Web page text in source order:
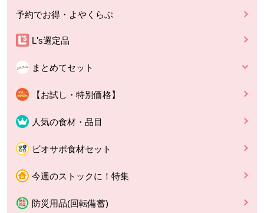
予約でお得・よやくらぶ
L's選定品
まとめてセット
【お試し・特別価格】
人気の食材・品目
ビオサポ食材セット
今週のストックに！特集
防災用品(回転備蓄)